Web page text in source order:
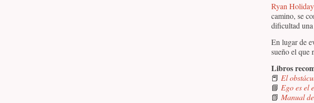
Ryan Holiday
camino, se
dificultad
En lugar de
sueño el que
Libros
📕 El
📘 Ego es el
📗 Manual